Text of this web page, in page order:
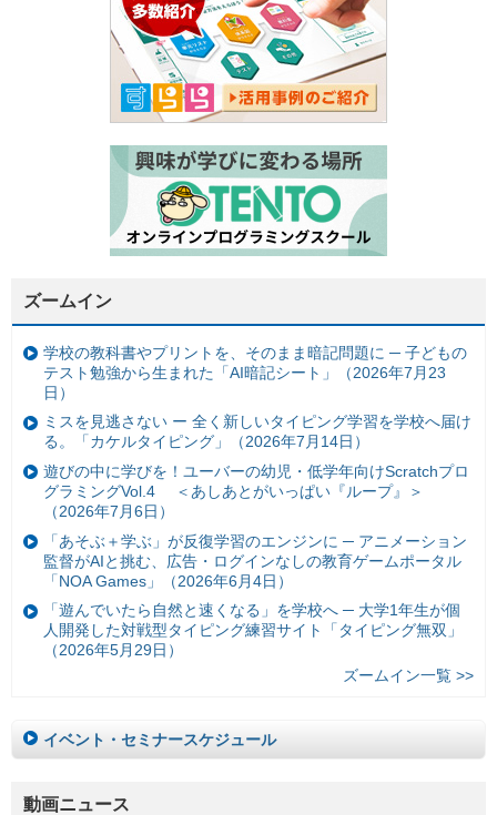
ズームイン
学校の教科書やプリントを、そのまま暗記問題に ─ 子どもの
テスト勉強から生まれた「AI暗記シート」（2026年7月23
日）
ミスを見逃さない ー 全く新しいタイピング学習を学校へ届け
る。「カケルタイピング」（2026年7月14日）
遊びの中に学びを！ユーバーの幼児・低学年向けScratchプロ
グラミングVol.4 ＜あしあとがいっぱい『ループ』＞
（2026年7月6日）
「あそぶ＋学ぶ」が反復学習のエンジンに ─ アニメーション
監督がAIと挑む、広告・ログインなしの教育ゲームポータル
「NOA Games」（2026年6月4日）
「遊んでいたら自然と速くなる」を学校へ ─ 大学1年生が個
人開発した対戦型タイピング練習サイト「タイピング無双」
（2026年5月29日）
ズームイン一覧 >>
イベント・セミナースケジュール
動画ニュース